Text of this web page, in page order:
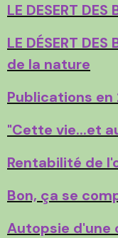
LE DESERT
LE DÉSERT
de la nature
Publications en
"Cette vie...et
Rentabilité de
Bon, ça se
Autopsie